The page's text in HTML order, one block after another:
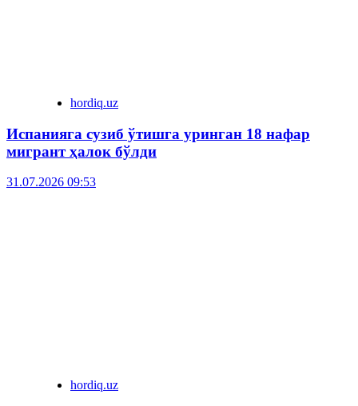
hordiq.uz
Испанияга сузиб ўтишга уринган 18 нафар
мигрант ҳалок бўлди
31.07.2026 09:53
hordiq.uz